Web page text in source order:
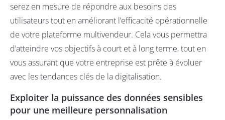
serez en mesure de répondre aux besoins des
utilisateurs tout en améliorant l’efficacité opérationnelle
de votre plateforme multivendeur. Cela vous permettra
d’atteindre vos objectifs à court et à long terme, tout en
vous assurant que votre entreprise est prête à évoluer
avec les tendances clés de la digitalisation.
Exploiter la puissance des données sensibles
pour une meilleure personnalisation